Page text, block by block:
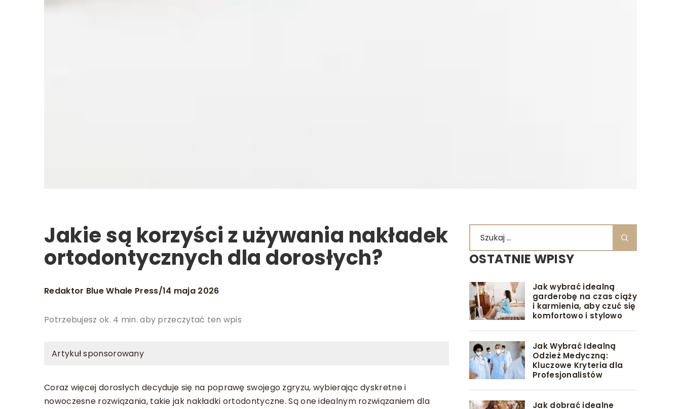
Jakie są korzyści z używania nakładek
ortodontycznych dla dorosłych?
Redaktor Blue Whale Press/14 maja 2026
Potrzebujesz ok. 4 min. aby przeczytać ten wpis
Artykuł sponsorowany
Coraz więcej dorosłych decyduje się na poprawę swojego zgryzu, wybierając dyskretne i
nowoczesne rozwiązania, takie jak nakładki ortodontyczne. Są one idealnym rozwiązaniem dla
OSTATNIE WPISY
Jak wybrać idealną
garderobę na czas ciąży
i karmienia, aby czuć się
komfortowo i stylowo
Jak Wybrać Idealną
Odzież Medyczną:
Kluczowe Kryteria dla
Profesjonalistów
Jak dobrać idealne